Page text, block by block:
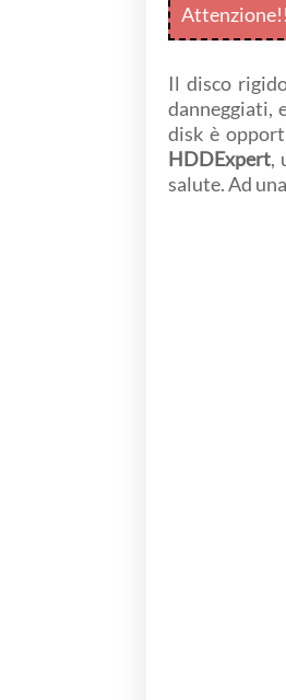
Il disco
danneggiati,
disk è
HDDExpert,
salute. Ad